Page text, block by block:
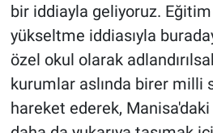
bir iddiayla geliyoruz. Eğitim
yükseltme iddiasıyla
özel okul olarak
kurumlar aslında birer milli
hareket ederek,